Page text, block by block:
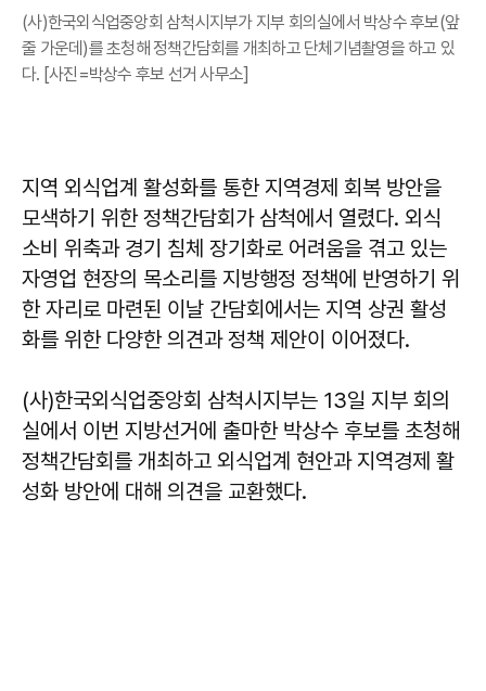
(사)한국외식업중앙회 삼척시지부가 지부 회의실에서 박상수 후보(앞
줄 가운데)를 초청해 정책간담회를 개최하고 단체기념촬영을 하고 있
다. [사진=박상수 후보 선거 사무소]
지역 외식업계 활성화를 통한 지역경제 회복 방안을
모색하기 위한 정책간담회가 삼척에서 열렸다. 외식
소비 위축과 경기 침체 장기화로 어려움을 겪고 있는
자영업 현장의 목소리를 지방행정 정책에 반영하기 위
한 자리로 마련된 이날 간담회에서는 지역 상권 활성
화를 위한 다양한 의견과 정책 제안이 이어졌다.
(사)한국외식업중앙회 삼척시지부는 13일 지부 회의
실에서 이번 지방선거에 출마한 박상수 후보를 초청해
정책간담회를 개최하고 외식업계 현안과 지역경제 활
성화 방안에 대해 의견을 교환했다.